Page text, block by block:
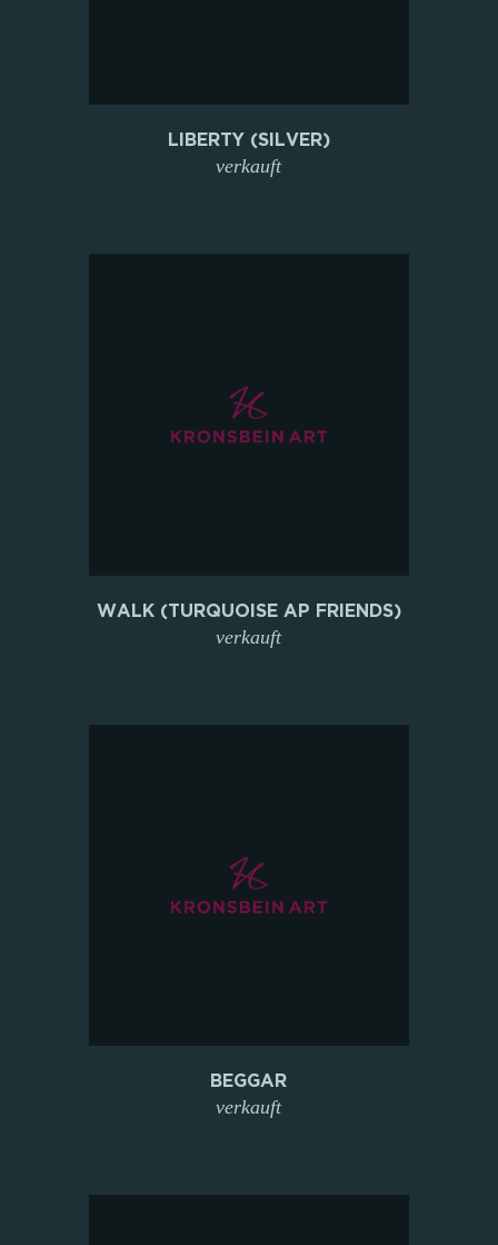
LIBERTY (SILVER)
verkauft
WALK (TURQUOISE AP FRIENDS)
verkauft
BEGGAR
verkauft